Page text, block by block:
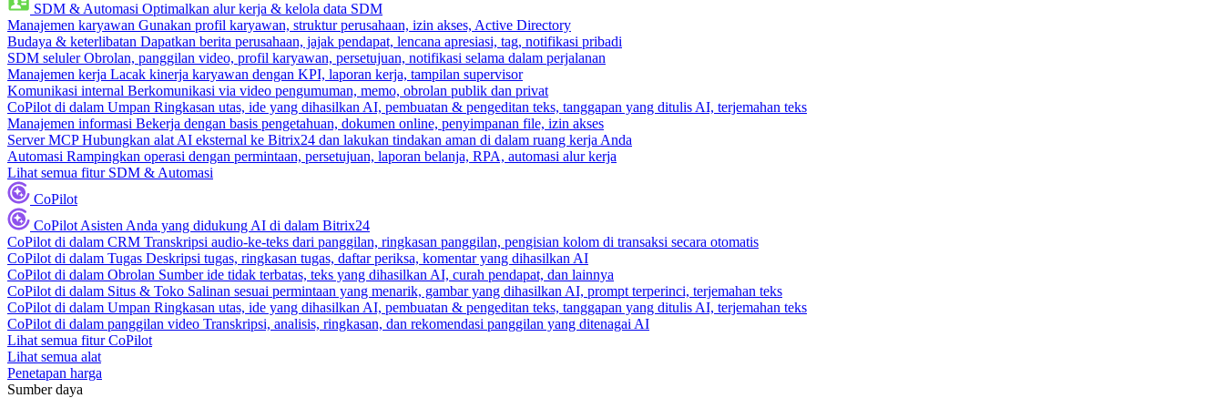
SDM & Automasi Optimalkan alur kerja & kelola data SDM
Manajemen karyawan Gunakan profil karyawan, struktur perusahaan, izin akses, Active Directory
Budaya & keterlibatan Dapatkan berita perusahaan, jajak pendapat, lencana apresiasi, tag, notifikasi pribadi
SDM seluler Obrolan, panggilan video, profil karyawan, persetujuan, notifikasi selama dalam perjalanan
Manajemen kerja Lacak kinerja karyawan dengan KPI, laporan kerja, tampilan supervisor
Komunikasi internal Berkomunikasi via video pengumuman, memo, obrolan publik dan privat
CoPilot di dalam Umpan Ringkasan utas, ide yang dihasilkan AI, pembuatan & pengeditan teks, tanggapan yang ditulis AI, terjemahan teks
Manajemen informasi Bekerja dengan basis pengetahuan, dokumen online, penyimpanan file, izin akses
Server MCP Hubungkan alat AI eksternal ke Bitrix24 dan lakukan tindakan aman di dalam ruang kerja Anda
Automasi Rampingkan operasi dengan permintaan, persetujuan, laporan belanja, RPA, automasi alur kerja
Lihat semua fitur SDM & Automasi
CoPilot
CoPilot Asisten Anda yang didukung AI di dalam Bitrix24
CoPilot di dalam CRM Transkripsi audio-ke-teks dari panggilan, ringkasan panggilan, pengisian kolom di transaksi secara otomatis
CoPilot di dalam Tugas Deskripsi tugas, ringkasan tugas, daftar periksa, komentar yang dihasilkan AI
CoPilot di dalam Obrolan Sumber ide tidak terbatas, teks yang dihasilkan AI, curah pendapat, dan lainnya
CoPilot di dalam Situs & Toko Salinan sesuai permintaan yang menarik, gambar yang dihasilkan AI, prompt terperinci, terjemahan teks
CoPilot di dalam Umpan Ringkasan utas, ide yang dihasilkan AI, pembuatan & pengeditan teks, tanggapan yang ditulis AI, terjemahan teks
CoPilot di dalam panggilan video Transkripsi, analisis, ringkasan, dan rekomendasi panggilan yang ditenagai AI
Lihat semua fitur CoPilot
Lihat semua alat
Penetapan harga
Sumber daya